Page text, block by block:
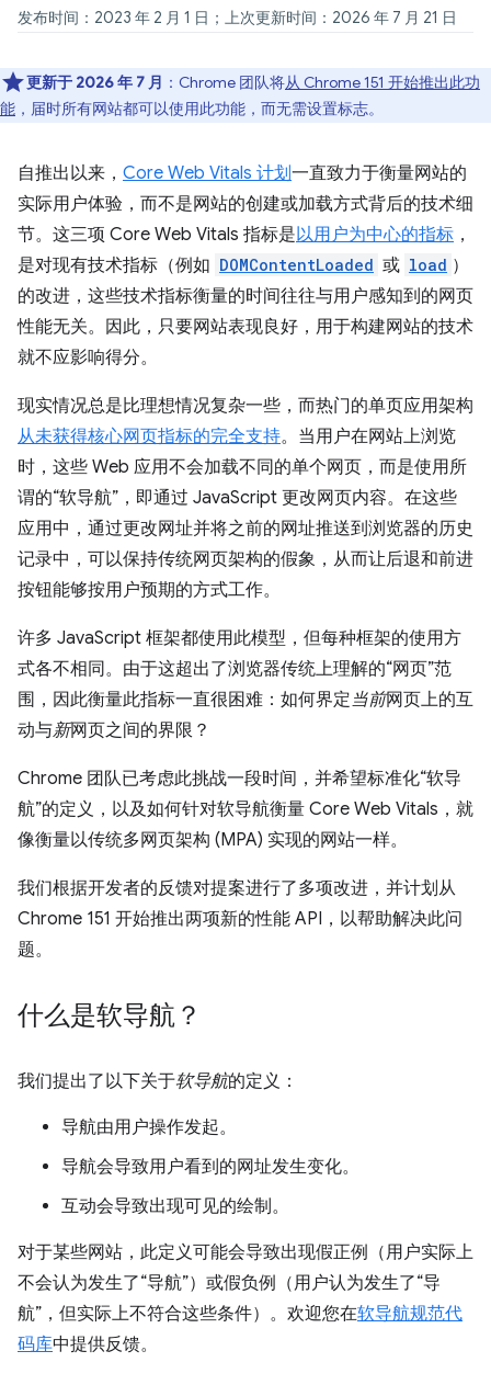
发布时间：2023 年 2 月 1 日；上次更新时间：2026 年 7 月 21 日
更新于 2026 年 7 月 ：Chrome 团队将从 Chrome 151 开始推出此功
能 ，届时所有网站都可以使用此功能，而无需设置标志。
自推出以来， Core Web Vitals 计划一直致力于衡量网站的
实际用户体验，而不是网站的创建或加载方式背后的技术细
节。这三项 Core Web Vitals 指标是以用户为中心的指标 ，
是对现有技术指标（例如 DOMContentLoaded 或 load ）
的改进，这些技术指标衡量的时间往往与用户感知到的网页
性能无关。因此，只要网站表现良好，用于构建网站的技术
就不应影响得分。
现实情况总是比理想情况复杂一些，而热门的单页应用架构
从未获得核心网页指标的完全支持。当用户在网站上浏览
时，这些 Web 应用不会加载不同的单个网页，而是使用所
谓的“软导航”，即通过 JavaScript 更改网页内容。在这些
应用中，通过更改网址并将之前的网址推送到浏览器的历史
记录中，可以保持传统网页架构的假象，从而让后退和前进
按钮能够按用户预期的方式工作。
许多 JavaScript 框架都使用此模型，但每种框架的使用方
式各不相同。由于这超出了浏览器传统上理解的“网页”范
围，因此衡量此指标一直很困难：如何界定当前网页上的互
动与新网页之间的界限？
Chrome 团队已考虑此挑战一段时间，并希望标准化“软导
航”的定义，以及如何针对软导航衡量 Core Web Vitals，就
像衡量以传统多网页架构 (MPA) 实现的网站一样。
我们根据开发者的反馈对提案进行了多项改进，并计划从
Chrome 151 开始推出两项新的性能 API，以帮助解决此问
题。
什么是软导航？
我们提出了以下关于软导航的定义：
导航由用户操作发起。
导航会导致用户看到的网址发生变化。
互动会导致出现可见的绘制。
对于某些网站，此定义可能会导致出现假正例（用户实际上
不会认为发生了“导航”）或假负例（用户认为发生了“导
航”，但实际上不符合这些条件）。欢迎您在软导航规范代
码库中提供反馈。